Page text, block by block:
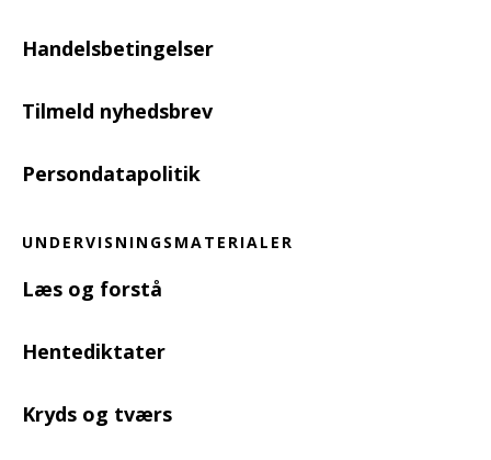
Handelsbetingelser
Tilmeld nyhedsbrev
Persondatapolitik
UNDERVISNINGSMATERIALER
Læs og forstå
Hentediktater
Kryds og tværs